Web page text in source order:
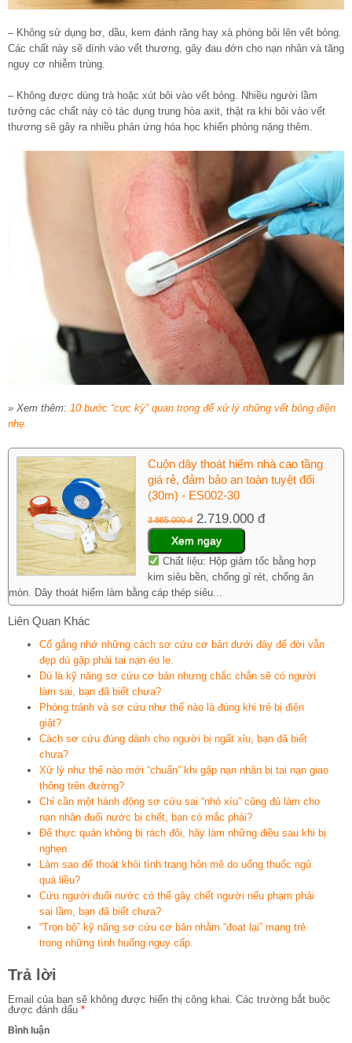
– Không sử dụng bơ, dầu, kem đánh răng hay xà phòng bôi lên vết bỏng.
Các chất này sẽ dính vào vết thương, gây đau đớn cho nạn nhân và tăng
nguy cơ nhiễm trùng.
– Không được dùng trà hoặc xút bôi vào vết bỏng. Nhiều người lầm
tưởng các chất này có tác dụng trung hòa axit, thật ra khi bôi vào vết
thương sẽ gây ra nhiều phản ứng hóa học khiến phỏng nặng thêm.
» Xem thêm: 10 bước “cực kỳ” quan trọng để xử lý những vết bỏng điện
nhẹ.
Cuộn dây thoát hiểm nhà cao tầng
giá rẻ, đảm bảo an toàn tuyệt đối
(30m) - ES002-30
3.885.000 đ 2.719.000 đ
Xem ngay
Chất liệu: Hộp giảm tốc bằng hợp
kim siêu bền, chống gỉ rét, chống ăn
mòn. Dây thoát hiểm làm bằng cáp thép siêu...
Liên Quan Khác
Cố gắng nhớ những cách sơ cứu cơ bản dưới đây để đời vẫn
đẹp dù gặp phải tai nạn éo le.
Dù là kỹ năng sơ cứu cơ bản nhưng chắc chắn sẽ có người
làm sai, bạn đã biết chưa?
Phòng tránh và sơ cứu như thế nào là đúng khi trẻ bị điện
giật?
Cách sơ cứu đúng dành cho người bị ngất xỉu, bạn đã biết
chưa?
Xử lý như thế nào mới “chuẩn” khi gặp nạn nhân bị tai nạn giao
thông trên đường?
Chỉ cần một hành động sơ cứu sai “nhỏ xíu” cũng đủ làm cho
nạn nhân đuối nước bị chết, bạn có mắc phải?
Để thực quản không bị rách đôi, hãy làm những điều sau khi bị
nghẹn.
Làm sao để thoát khỏi tình trạng hôn mê do uống thuốc ngủ
quá liều?
Cứu người đuối nước có thể gây chết người nếu phạm phải
sai lầm, bạn đã biết chưa?
“Trọn bộ” kỹ năng sơ cứu cơ bản nhằm “đoạt lại” mạng trẻ
trong những tình huống nguy cấp.
Trả lời
Email của bạn sẽ không được hiển thị công khai. Các trường bắt buộc
được đánh dấu *
Bình luận